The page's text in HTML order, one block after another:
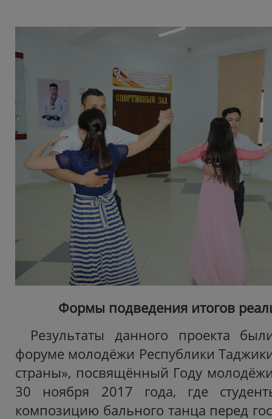
Формы подведения итогов
Результаты данного проекта
форуме молодёжи Республики
страны», посвящённый Году
30 ноября 2017 года, где
композицию бального танца перед